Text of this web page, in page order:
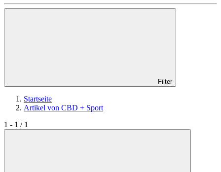
Filter
Startseite
Artikel von CBD + Sport
1 - 1 / 1